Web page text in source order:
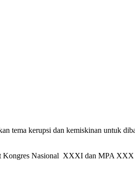
tema kerupsi dan kemiskinan untuk
Kongres Nasional XXXI dan MPA XXX